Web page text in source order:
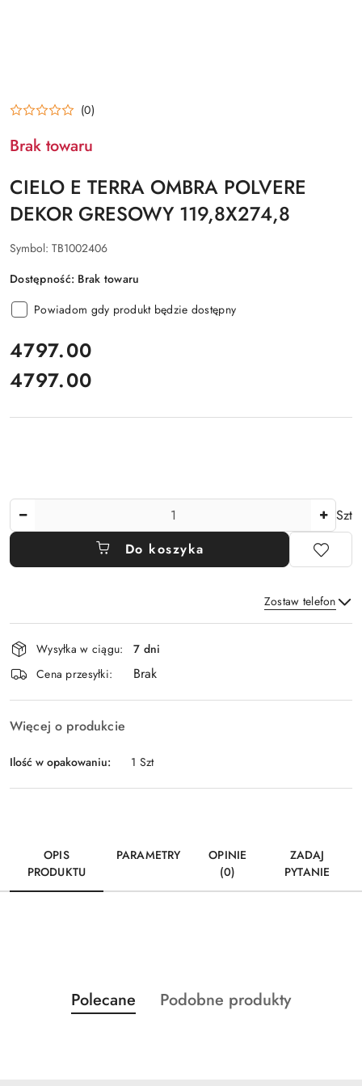
(0)
Brak towaru
CIELO E TERRA OMBRA POLVERE
DEKOR GRESOWY 119,8X274,8
Symbol: TB1002406
Dostępność: Brak towaru
Powiadom gdy produkt będzie dostępny
cena:
4797.00
Cena:
4797.00
Szt
Do koszyka
Zostaw telefon
Dostępność
i
dostawa
Wysyłka w ciągu:
7 dni
Cena przesyłki:
Brak
Więcej o produkcie
Ilość w opakowaniu: 1 Szt
OPIS
PRODUKTU
PARAMETRY
OPINIE
(0)
ZADAJ
PYTANIE
Pomiń karuzelę produktów
Produkty
o
Polecane
Produkty
Podobne produkty